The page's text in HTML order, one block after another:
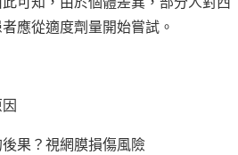
應從適度劑量開始嘗試。
果？視網膜損傷風險